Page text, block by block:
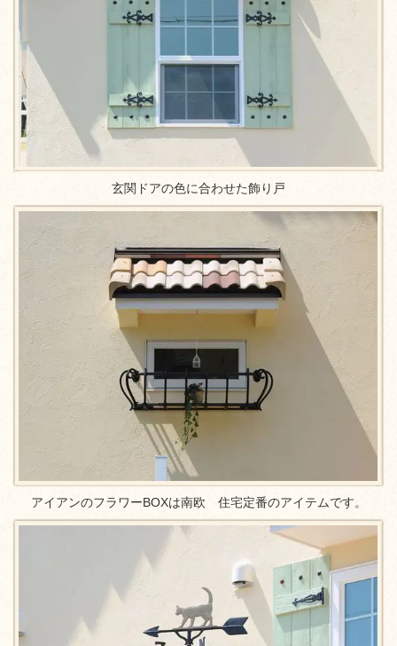
玄関ドアの色に合わせた飾り戸
アイアンのフラワーBOXは南欧 住宅定番のアイテムです。